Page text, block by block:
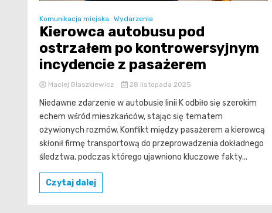
Komunikacja miejska Wydarzenia
Kierowca autobusu pod
ostrzałem po kontrowersyjnym
incydencie z pasażerem
Maciej Błaszkiewicz 28 listopada 2025
Niedawne zdarzenie w autobusie linii K odbiło się szerokim
echem wśród mieszkańców, stając się tematem
ożywionych rozmów. Konflikt między pasażerem a kierowcą
skłonił firmę transportową do przeprowadzenia dokładnego
śledztwa, podczas którego ujawniono kluczowe fakty...
Czytaj dalej